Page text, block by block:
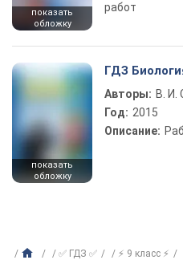
показать
обложку
работ
показать
обложку
ГДЗ
Авторы: В. И.
Год: 2015
Описание:
✅ ГДЗ ✅ ⚡ 9 класс ⚡